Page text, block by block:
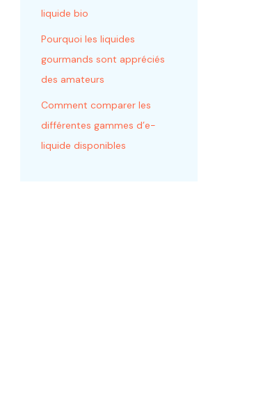
liquide bio
Pourquoi les liquides
gourmands sont appréciés
des amateurs
Comment comparer les
différentes gammes d’e-
liquide disponibles